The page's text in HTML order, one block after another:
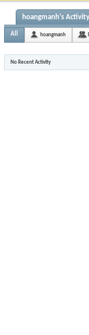
hoangmanh's Activity
All hoangmanh
No Recent Activity